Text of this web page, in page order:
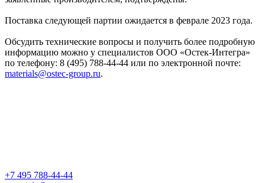
Поставка следующей партии ожидается в феврале 2023 года.
Обсудить технические вопросы и получить более подробную
информацию можно у специалистов ООО «Остек-Интегра»
по телефону: 8 (495) 788-44-44 или по электронной почте:
materials@ostec-group.ru.
+7 495 788-44-44